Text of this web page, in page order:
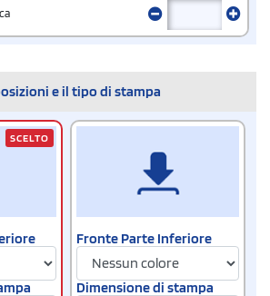
e il tipo di stampa
SCELTO
Fronte Parte Inferiore
Dimensione di stampa